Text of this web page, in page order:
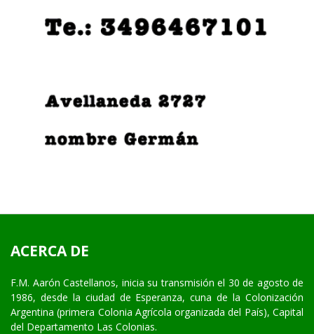
ACERCA DE
F.M. Aarón Castellanos, inicia su transmisión el 30 de agosto de
1986, desde la ciudad de Esperanza, cuna de la Colonización
Argentina (primera Colonia Agrícola organizada del País), Capital
del Departamento Las Colonias.